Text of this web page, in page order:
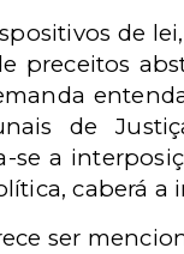
de
preceitos
de
a
caberá
ser